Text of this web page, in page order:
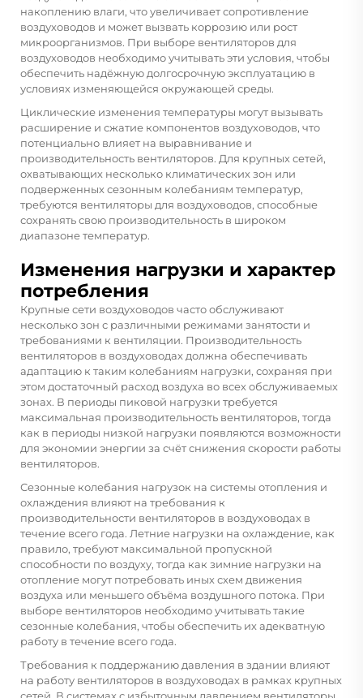
накоплению влаги, что увеличивает сопротивление
воздуховодов и может вызвать коррозию или рост
микроорганизмов. При выборе вентиляторов для
воздуховодов необходимо учитывать эти условия, чтобы
обеспечить надёжную долгосрочную эксплуатацию в
условиях изменяющейся окружающей среды.
Циклические изменения температуры могут вызывать
расширение и сжатие компонентов воздуховодов, что
потенциально влияет на выравнивание и
производительность вентиляторов. Для крупных сетей,
охватывающих несколько климатических зон или
подверженных сезонным колебаниям температур,
требуются вентиляторы для воздуховодов, способные
сохранять свою производительность в широком
диапазоне температур.
Изменения нагрузки и характер
потребления
Крупные сети воздуховодов часто обслуживают
несколько зон с различными режимами занятости и
требованиями к вентиляции. Производительность
вентиляторов в воздуховодах должна обеспечивать
адаптацию к таким колебаниям нагрузки, сохраняя при
этом достаточный расход воздуха во всех обслуживаемых
зонах. В периоды пиковой нагрузки требуется
максимальная производительность вентиляторов, тогда
как в периоды низкой нагрузки появляются возможности
для экономии энергии за счёт снижения скорости работы
вентиляторов.
Сезонные колебания нагрузок на системы отопления и
охлаждения влияют на требования к
производительности вентиляторов в воздуховодах в
течение всего года. Летние нагрузки на охлаждение, как
правило, требуют максимальной пропускной
способности по воздуху, тогда как зимние нагрузки на
отопление могут потребовать иных схем движения
воздуха или меньшего объёма воздушного потока. При
выборе вентиляторов необходимо учитывать такие
сезонные колебания, чтобы обеспечить их адекватную
работу в течение всего года.
Требования к поддержанию давления в здании влияют
на работу вентиляторов в воздуховодах в рамках крупных